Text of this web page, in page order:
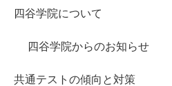
四谷学院について
四谷学院からのお知らせ
共通テストの傾向と対策